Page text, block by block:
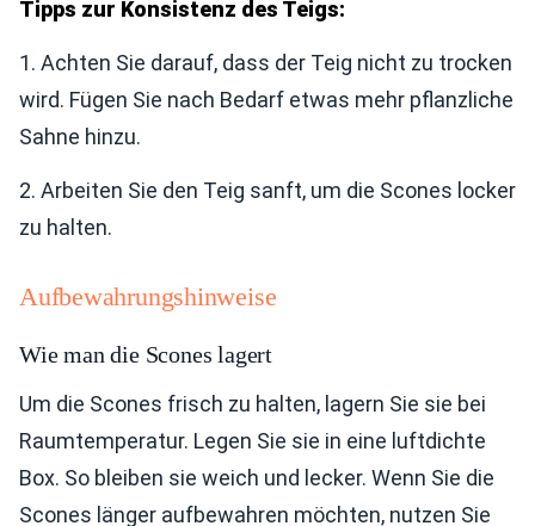
Tipps zur Konsistenz des Teigs:
1. Achten Sie darauf, dass der Teig nicht zu trocken
wird. Fügen Sie nach Bedarf etwas mehr pflanzliche
Sahne hinzu.
2. Arbeiten Sie den Teig sanft, um die Scones locker
zu halten.
Aufbewahrungshinweise
Wie man die Scones lagert
Um die Scones frisch zu halten, lagern Sie sie bei
Raumtemperatur. Legen Sie sie in eine luftdichte
Box. So bleiben sie weich und lecker. Wenn Sie die
Scones länger aufbewahren möchten, nutzen Sie